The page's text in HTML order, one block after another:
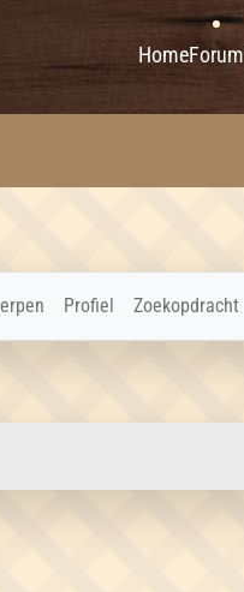
HomeForum
Profiel Zoekopdracht